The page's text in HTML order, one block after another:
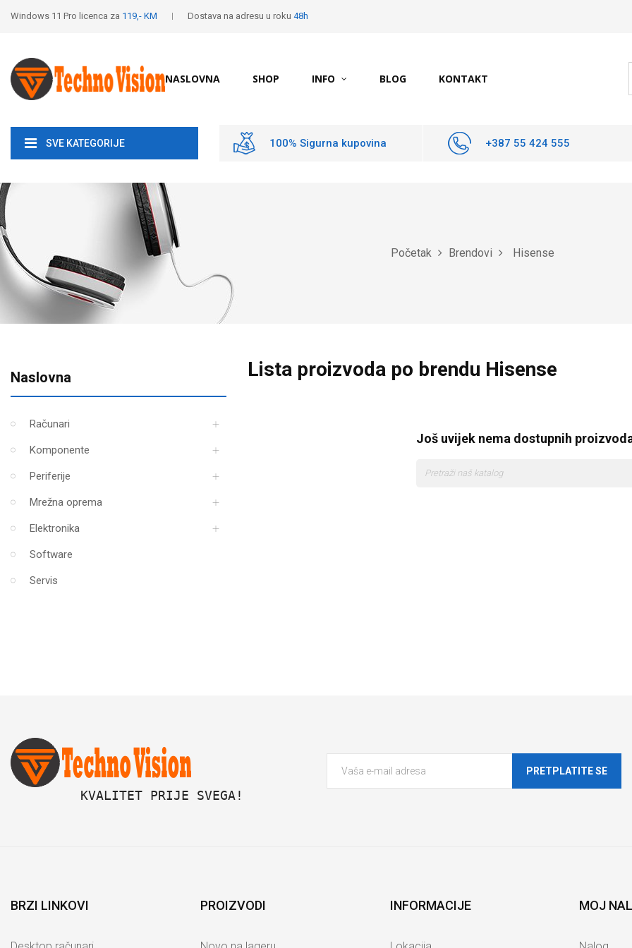
Windows 11 Pro licenca za 119,- KM Dostava na adresu u roku 48h
NASLOVNA SHOP INFO BLOG KONTAKT
SVE KATEGORIJE 100% Sigurna kupovina +387 55 424 555
Početak Brendovi Hisense
Naslovna
Računari
Komponente
Periferije
Mrežna oprema
Elektronika
Software
Servis
Lista proizvoda po brendu Hisense
Još uvijek nema dostupnih
KVALITET PRIJE SVEGA!
PRETPLATITE SE
BRZI LINKOVI PROIZVODI INFORMACIJE MOJ